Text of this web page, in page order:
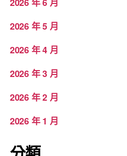
2026 年 5 月
2026 年 4 月
2026 年 3 月
2026 年 2 月
2026 年 1 月